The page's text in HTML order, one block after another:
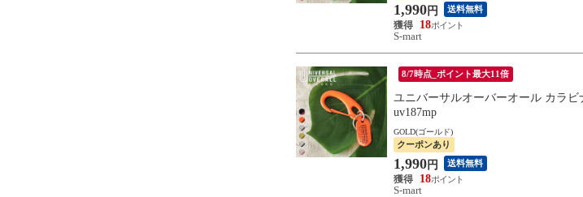
1,990 円 送料無料
18
S-mart
8/7時点_ポイント最大11倍
ユニバーサルオーバーオール カラ
uv187mp
GOLD(ゴールド)
クーポンあり
1,990 円 送料無料
18
S-mart